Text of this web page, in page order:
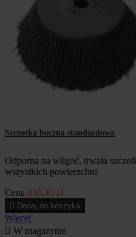
Szczotka boczna standardowa
Odporna na wilgoć, trwała
wszystkich powierzchni.
Cena 836,40 zł
 Dodaj do koszyka
Więcej
 W magazynie